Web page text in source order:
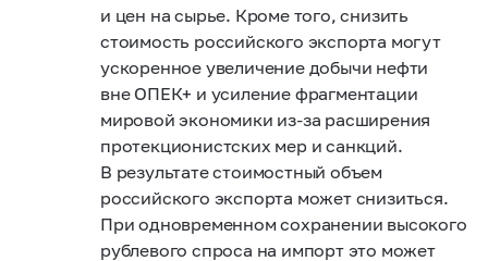
и цен на сырье. Кроме того, снизить
стоимость российского экспорта могут
ускоренное увеличение добычи нефти
вне ОПЕК+ и усиление фрагментации
мировой экономики из‑за расширения
протекционистских мер и санкций.
В результате стоимостный объем
российского экспорта может снизиться.
При одновременном сохранении высокого
рублевого спроса на импорт это может